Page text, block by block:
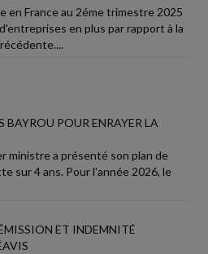
en France au 2éme trimestre 2025
en plus par rapport à la
BAYROU POUR ENRAYER LA
ministre a présenté son plan de
sur 4 ans. Pour l'année 2026, le
ET INDEMNITÉ